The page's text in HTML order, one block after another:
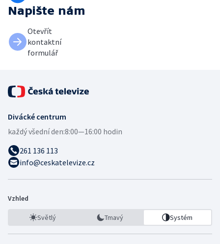
Napište nám
Otevřít
kontaktní
formulář
Divácké centrum
každý všední den:8:00—16:00 hodin
261 136 113
info@ceskatelevize.cz
Vzhled
Světlý Tmavý Systém